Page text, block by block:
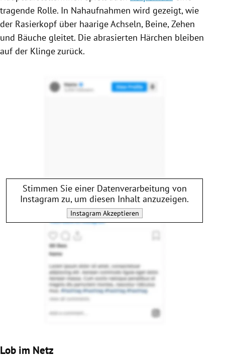
tragende Rolle. In Nahaufnahmen wird gezeigt, wie
der Rasierkopf über haarige Achseln, Beine, Zehen
und Bäuche gleitet. Die abrasierten Härchen bleiben
auf der Klinge zurück.
Stimmen Sie einer Datenverarbeitung von
Instagram zu, um diesen Inhalt anzuzeigen.
InstagramAkzeptieren
Lob im Netz